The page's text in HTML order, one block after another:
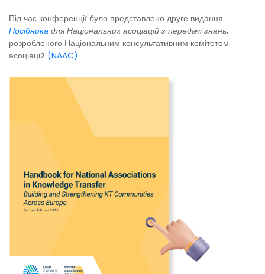
Під час конференції було представлено друге видання
Посібника для Національних асоціацій з передачі знань,
розробленого Національним консультативним комітетом
асоціацій (NAAC).